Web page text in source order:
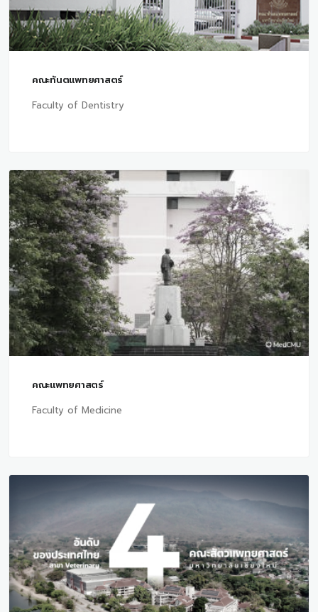
คณะทันตแพทยศาสตร์
Faculty of Dentistry
คณะแพทยศาสตร์
Faculty of Medicine